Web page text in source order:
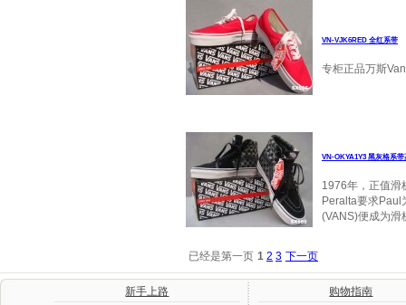
VN-VJK6RED 全红系带
专柜正品万斯
VN-OKYA1Y3 黑灰格系带
1976年，正值滑
Peralta要求Paul
(VANS)便成为滑
已经是第一页 1 2 3 下一页
新手上路
购物指南